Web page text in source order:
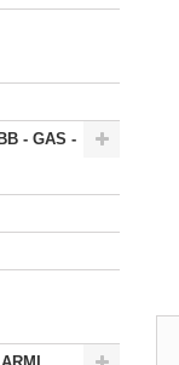
- GAS -